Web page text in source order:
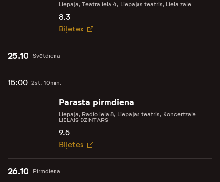
Liepāja, Teātra iela 4, Liepājas teātris, Lielā zāle
8.3
Biļetes
Svētdiena
25.10
15:00 2st. 10min.
Parasta pirmdiena
Liepāja, Radio iela 8, Liepājas teātris, Koncertzālē
LIELAIS DZINTARS
9.5
Biļetes
Pirmdiena
26.10